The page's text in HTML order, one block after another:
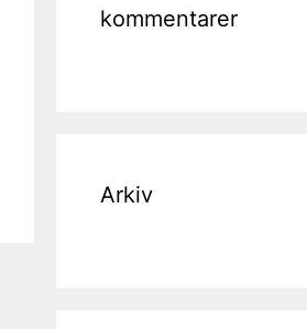
kommentarer
Arkiv